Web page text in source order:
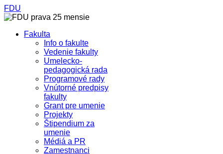
FDU
Fakulta
Info o fakulte
Vedenie fakulty
Umelecko-
pedagogická rada
Programové rady
Vnútorné predpisy
fakulty
Grant pre umenie
Projekty
Štipendium za
umenie
Médiá a PR
Zamestnanci